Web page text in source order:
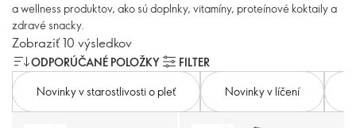
a wellness produktov, ako sú doplnky, vitamíny, proteínové koktaily a
zdravé snacky.
Zobraziť 10 výsledkov
ODPORÚČANÉ POLOŽKY
FILTER
Novinky v starostlivosti o pleť
Novinky v líčení